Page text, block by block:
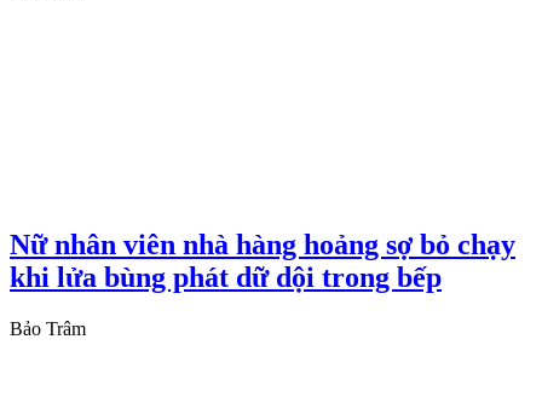
Nữ nhân viên nhà hàng hoảng sợ bỏ chạy
khi lửa bùng phát dữ dội trong bếp
Bảo Trâm